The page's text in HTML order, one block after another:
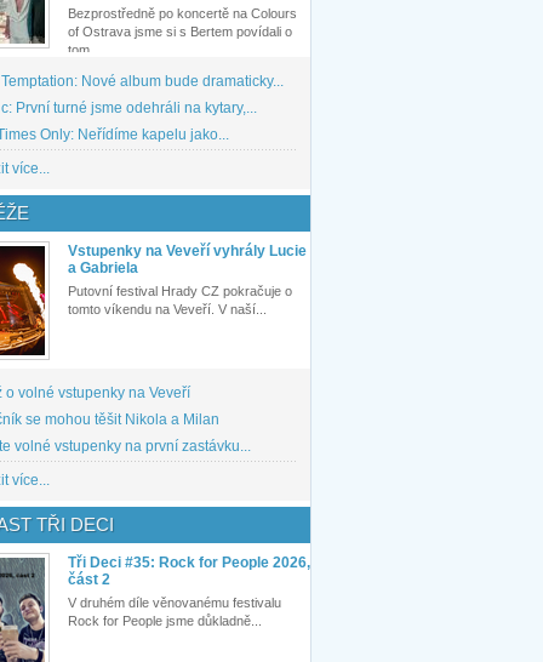
Bezprostředně po koncertě na Colours
of Ostrava jsme si s Bertem povídali o
tom,...
Nové album bude dramaticky...
První turné jsme odehráli na kytary,...
Only: Neřídíme kapelu jako...
více...
Vstupenky na Veveří vyhrály Lucie
a Gabriela
Putovní festival Hrady CZ pokračuje o
tomto víkendu na Veveří. V naší...
o volné vstupenky na Veveří
se mohou těšit Nikola a Milan
volné vstupenky na první zastávku...
více...
TŘI DECI
Tři Deci #35: Rock for People 2026,
část 2
V druhém díle věnovanému festivalu
Rock for People jsme důkladně...